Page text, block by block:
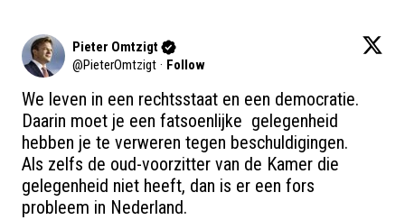
Pieter Omtzigt
@PieterOmtzigt · Follow
We leven in een rechtsstaat en een democratie.
Daarin moet je een fatsoenlijke  gelegenheid
hebben je te verweren tegen beschuldigingen.
Als zelfs de oud-voorzitter van de Kamer die
gelegenheid niet heeft, dan is er een fors
probleem in Nederland.